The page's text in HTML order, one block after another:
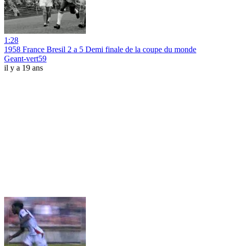
1:28
1958 France Bresil 2 a 5 Demi finale de la coupe du monde
Geant-vert59
il y a 19 ans